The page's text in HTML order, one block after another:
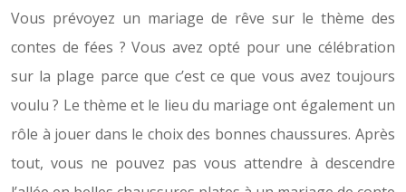
Vous prévoyez un mariage de rêve sur le thème des
contes de fées ? Vous avez opté pour une célébration
sur la plage parce que c’est ce que vous avez toujours
voulu ? Le thème et le lieu du mariage ont également un
rôle à jouer dans le choix des bonnes chaussures. Après
tout, vous ne pouvez pas vous attendre à descendre